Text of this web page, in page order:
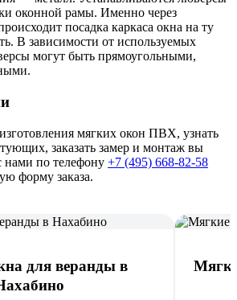
оконной рамы. Именно через
посадка каркаса окна на ту
В зависимости от используемых
могут быть прямоугольными,
мягких окон ПВХ, узнать
заказать замер и монтаж вы
нами по телефону +7 (495) 668-82-58
форму заказа.
для веранды в